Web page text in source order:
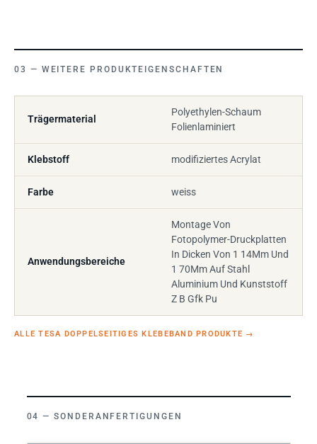
WEITERE PRODUKTEIGENSCHAFTEN
Trägermaterial
Polyethylen-Schaum
Folienlaminiert
Klebstoff modifiziertes Acrylat
Farbe weiss
Anwendungsbereiche
Montage Von
Fotopolymer-Druckplatten
In Dicken Von 1 14Mm Und
1 70Mm Auf Stahl
Aluminium Und Kunststoff
Z B Gfk Pu
ALLE TESA DOPPELSEITIGES KLEBEBAND PRODUKTE →
SONDERANFERTIGUNGEN